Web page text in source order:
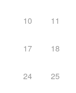
10 11
17 18
24 25